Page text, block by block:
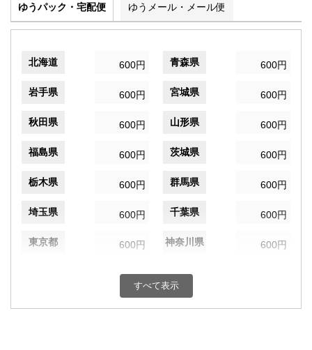
ゆうパック・宅配便 ゆうメール・メール便
北海道 600円 青森県 600円
岩手県 600円 宮城県 600円
秋田県 600円 山形県 600円
福島県 600円 茨城県 600円
栃木県 600円 群馬県 600円
埼玉県 600円 千葉県 600円
東京都 600円 神奈川県 600円
600円 富山県
すべて表示